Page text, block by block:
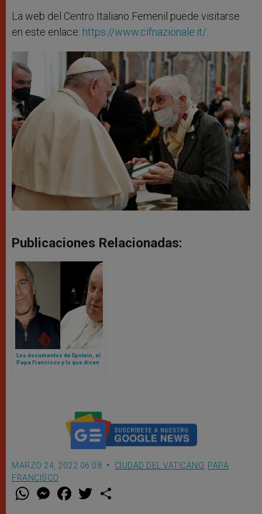
La web del Centro Italiano Femenil puede visitarse
en este enlace: https://www.cifnazionale.it/
Publicaciones Relacionadas:
Los documentos de Epstein, el
Papa Francisco y lo que dicen
MARZO 24, 2022 06:08 CIUDAD DEL VATICANO PAPA
FRANCISCO
W M
e
F
a w